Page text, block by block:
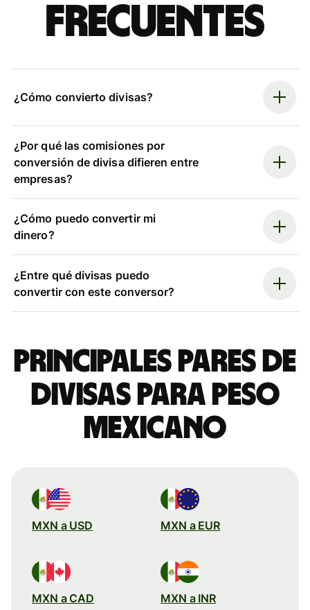
frecuentes
¿Cómo convierto divisas?
¿Por qué las comisiones por
conversión de divisa difieren entre
empresas?
¿Cómo puedo convertir mi
dinero?
¿Entre qué divisas puedo
convertir con este conversor?
Principales pares de
divisas para peso
mexicano
MXN a USD MXN a EUR
MXN a CAD MXN a INR